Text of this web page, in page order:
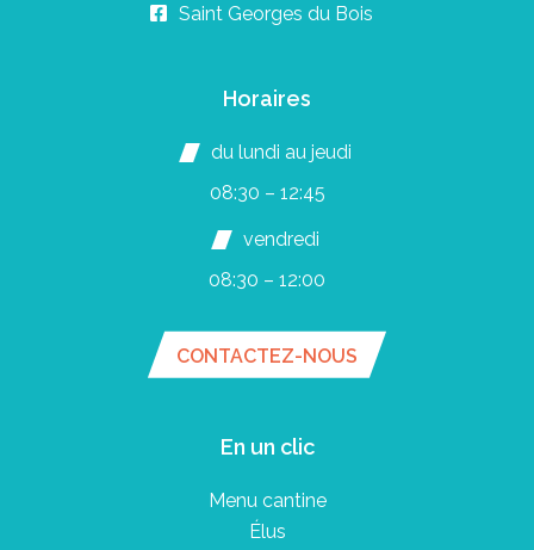
Saint Georges du Bois
Horaires
du lundi au jeudi
08:30 – 12:45
vendredi
08:30 – 12:00
CONTACTEZ-NOUS
En un clic
Menu cantine
Élus